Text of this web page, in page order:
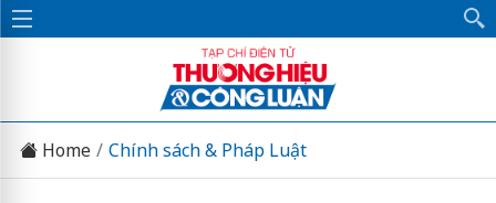
Home Chính sách & Pháp Luật